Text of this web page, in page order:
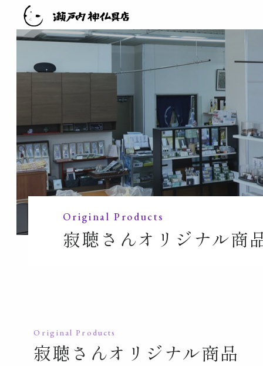
Original Products
寂聴さんオリジナル商
Original Products
寂聴さんオリジナル商品